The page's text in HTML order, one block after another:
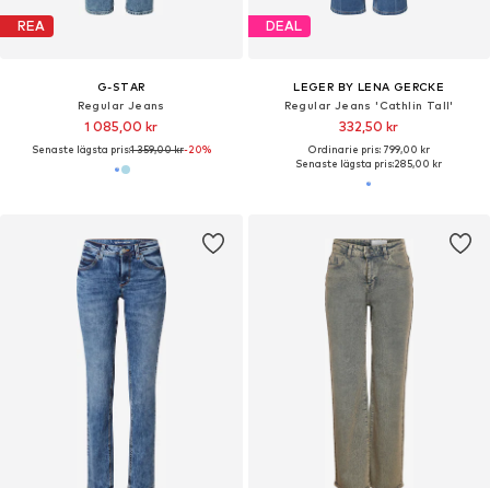
REA
G-STAR
Regular Jeans
1 085,00 kr
Senaste lägsta pris:1 359,00 kr-20%
DEAL
LEGER BY LENA GERCKE
Regular Jeans 'Cathlin Tall'
332,50 kr
Ordinarie pris: 799,00 kr
Senaste lägsta pris:285,00 kr